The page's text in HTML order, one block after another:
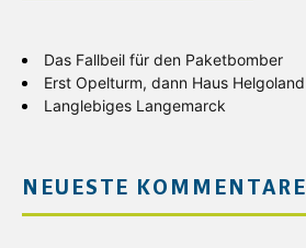
Das Fallbeil für den Paketbomber
Erst Opelturm, dann Haus Helgoland
Langlebiges Langemarck
NEUESTE KOMMENTARE